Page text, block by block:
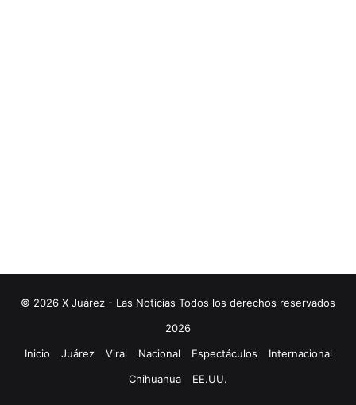
© 2026 X Juárez - Las Noticias Todos los derechos reservados
2026
Inicio
Juárez Viral Nacional Espectáculos
Internacional
Chihuahua
EE.UU.